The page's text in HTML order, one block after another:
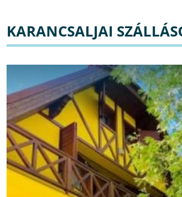
KARANCSALJAI